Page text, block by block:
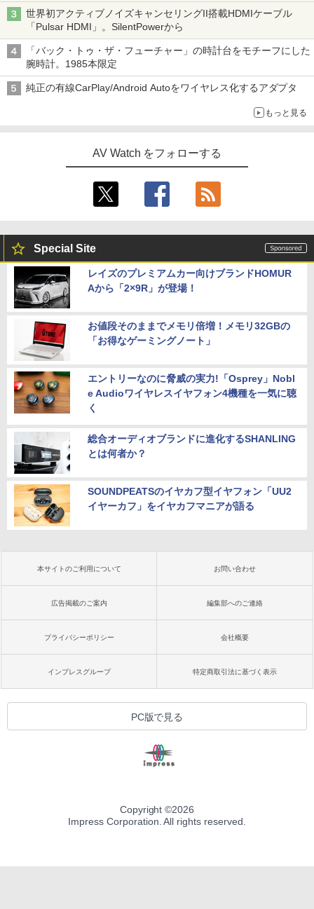
世界初アクティブノイズキャンセリングII搭載HDMIケーブル
「Pulsar HDMI」。SilentPowerから
「バック・トゥ・ザ・フューチャー」の時計台をモチーフにした
腕時計。1985本限定
純正の有線CarPlay/Android Autoをワイヤレス化するアダプタ
もっと見る
AV Watch をフォローする
Special Site
レイズのプレミアムカー向けブランドHOMUR
Aから「2×9R」が登場！
お値段そのままでメモリ倍増！メモリ32GBの
「お得なゲーミングノート」
エントリーなのに脅威の実力!「Osprey」Nobl
e Audioワイヤレスイヤフォン4機種を一気に聴
く
総合オーディオブランドに進化するSHANLING
とは何者か？
SOUNDPEATSのイヤカフ型イヤフォン「UU2
イヤーカフ」をイヤカフマニアが語る
本サイトのご利用について お問い合わせ
広告掲載のご案内 編集部へのご連絡
プライバシーポリシー 会社概要
インプレスグループ 特定商取引法に基づく表示
PC版で見る
Copyright ©2026
Impress Corporation. All rights reserved.